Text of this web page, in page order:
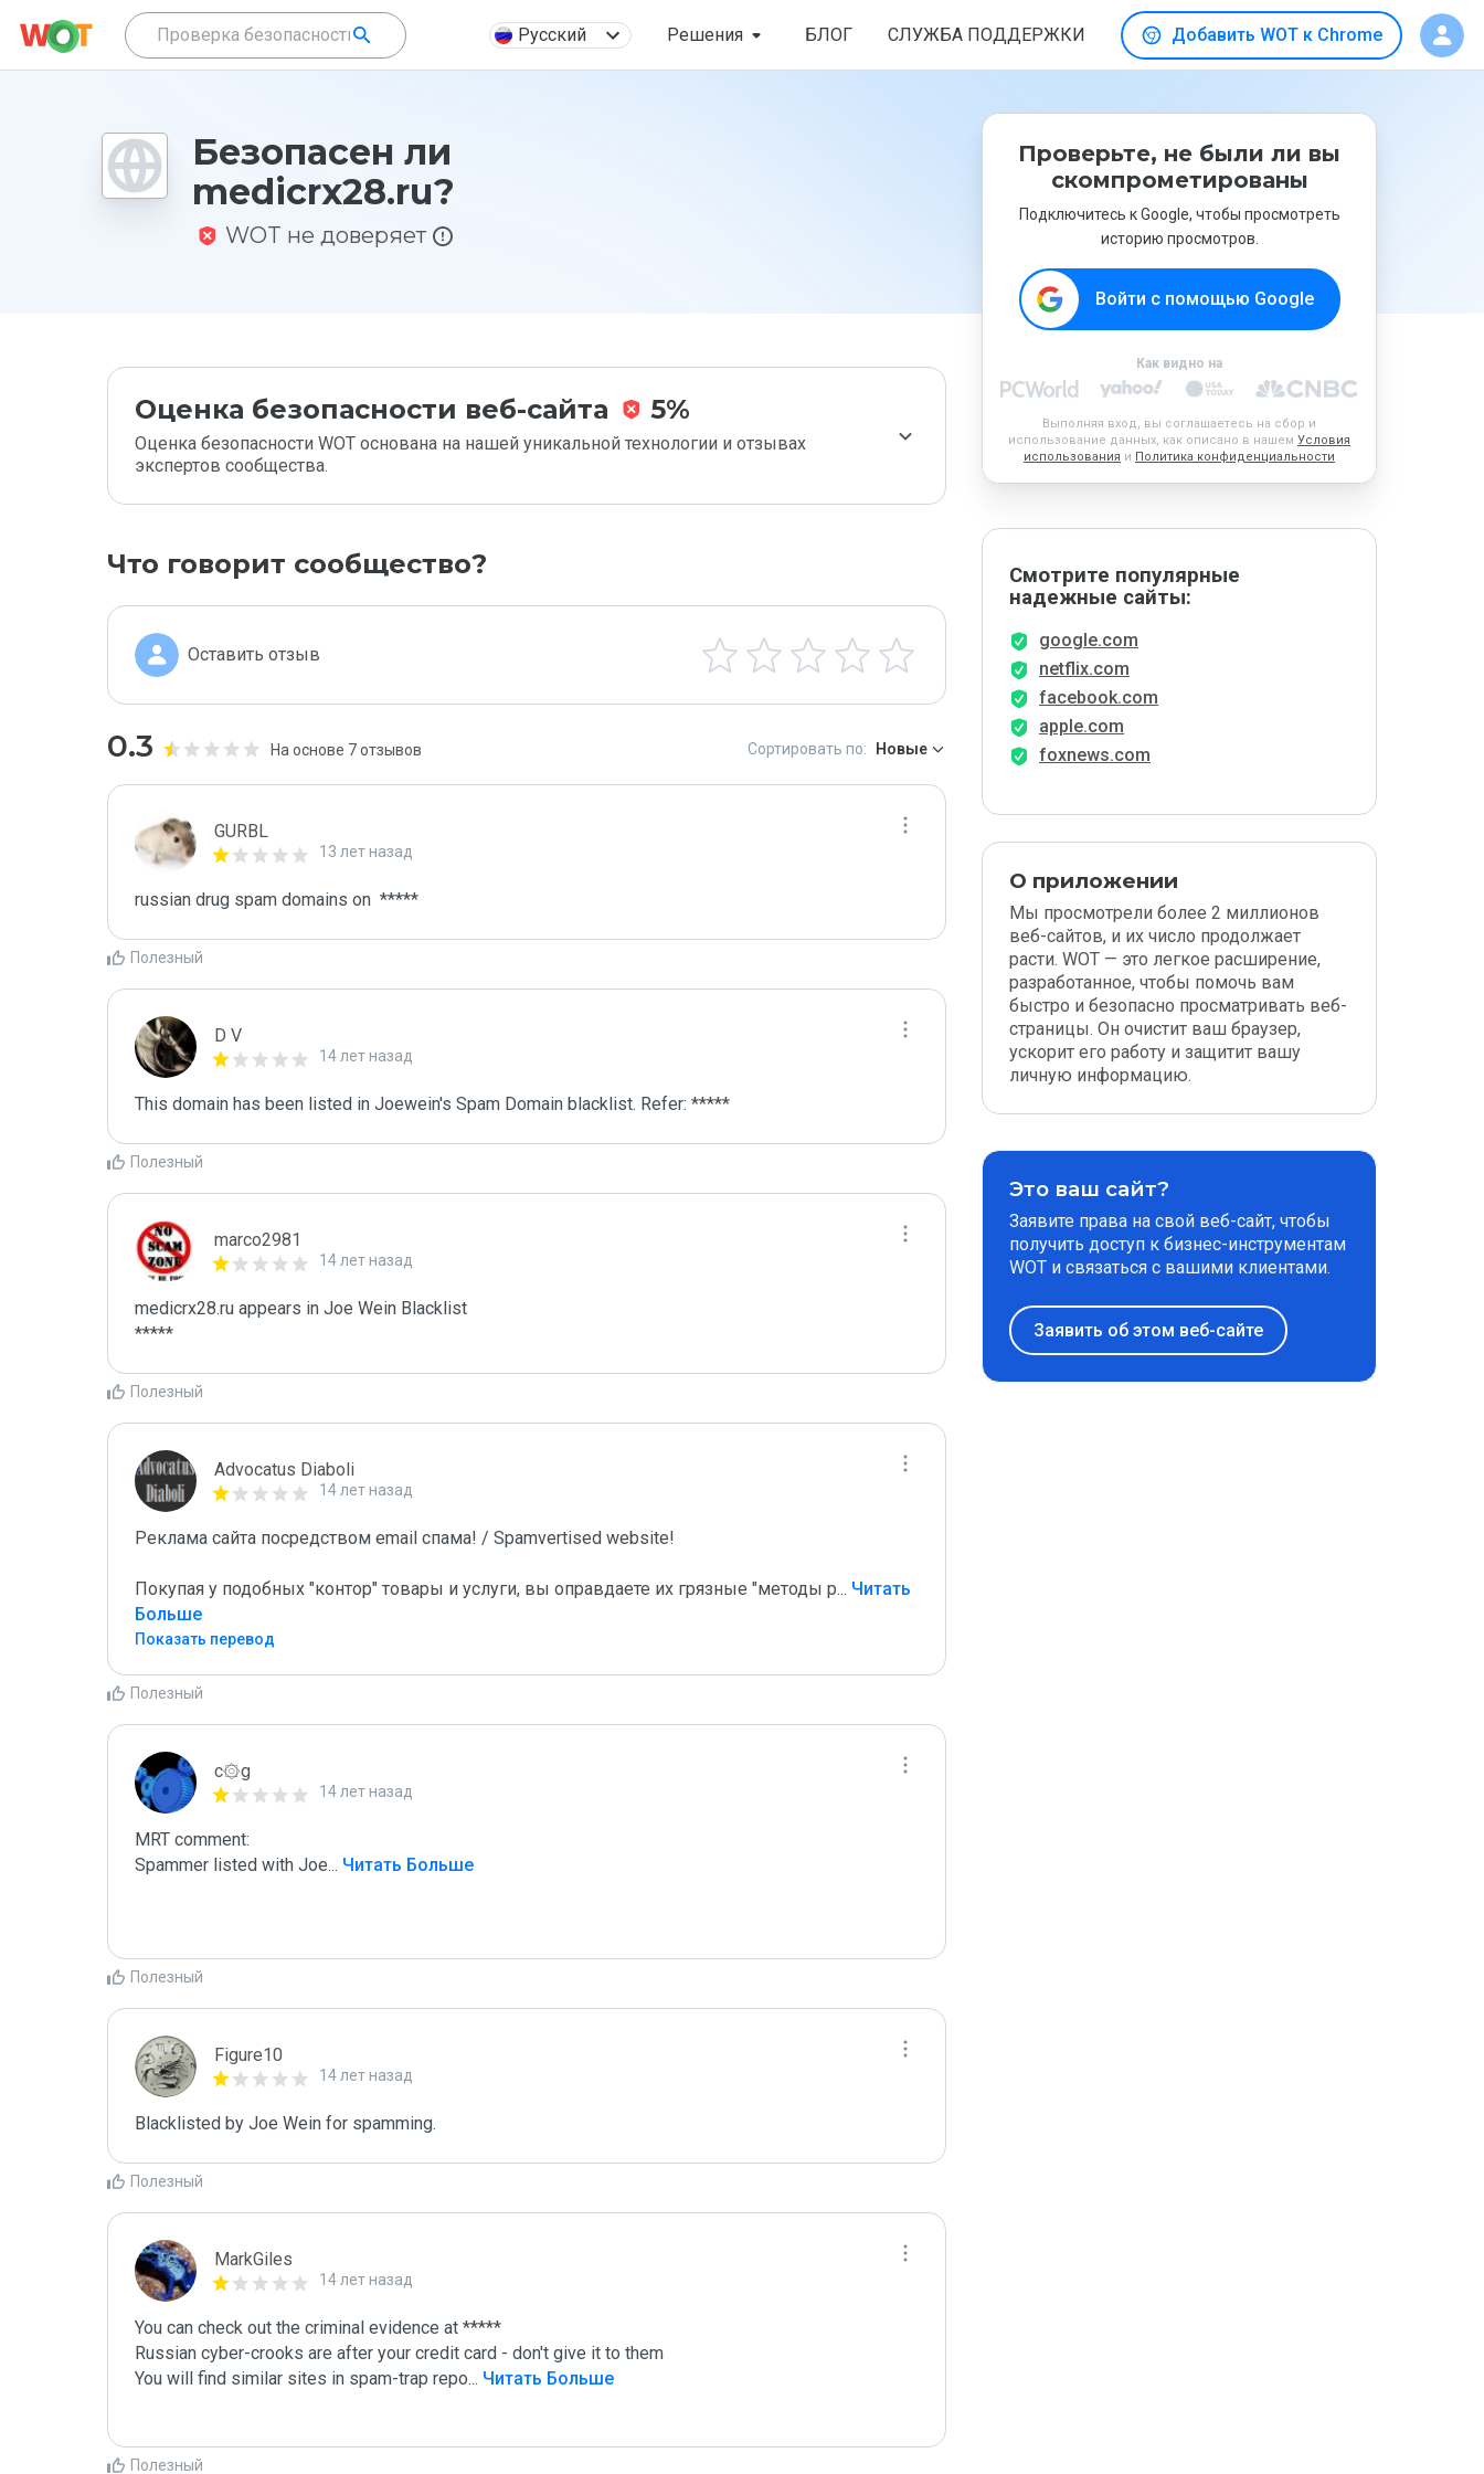
Русский Решения БЛОГ СЛУЖБА ПОДДЕРЖКИ Добавить WOT к Chrome
Безопасен ли
medicrx28.ru?
WOT не доверяет
Оценка безопасности веб-сайта 5%
Оценка безопасности WOT основана на нашей уникальной технологии и отзывах
экспертов сообщества.
Что говорит сообщество?
Оставить отзыв
0.3 На основе 7 отзывов Сортировать по: Новые
GURBL
13 лет назад
russian drug spam domains on  *****
Полезный
D V
14 лет назад
This domain has been listed in Joewein's Spam Domain blacklist. Refer: *****
Полезный
marco2981
14 лет назад
medicrx28.ru appears in Joe Wein Blacklist
*****
Полезный
Advocatus Diaboli
14 лет назад
Реклама сайта посредством email спама! / Spamvertised website!
Покупая у подобных "контор" товары и услуги, вы оправдаете их грязные "методы р... Читать
Больше
Показать перевод
Полезный
c۞g
14 лет назад
MRT comment:
Spammer listed with Joe... Читать Больше
Полезный
Figure10
14 лет назад
Blacklisted by Joe Wein for spamming.
Полезный
MarkGiles
14 лет назад
You can check out the criminal evidence at *****
Russian cyber-crooks are after your credit card - don't give it to them
You will find similar sites in spam-trap repo... Читать Больше
Полезный
Проверьте, не были ли вы
скомпрометированы
Подключитесь к Google, чтобы просмотреть
историю просмотров.
Войти с помощью Google
Как видно на
Выполняя вход, вы соглашаетесь на сбор и
использование данных, как описано в нашем Условия
использования и Политика конфиденциальности
Смотрите популярные
надежные сайты:
google.com
netflix.com
facebook.com
apple.com
foxnews.com
О приложении
Мы просмотрели более 2 миллионов
веб-сайтов, и их число продолжает
расти. WOT — это легкое расширение,
разработанное, чтобы помочь вам
быстро и безопасно просматривать веб-
страницы. Он очистит ваш браузер,
ускорит его работу и защитит вашу
личную информацию.
Это ваш сайт?
Заявите права на свой веб-сайт, чтобы
получить доступ к бизнес-инструментам
WOT и связаться с вашими клиентами.
Заявить об этом веб-сайте